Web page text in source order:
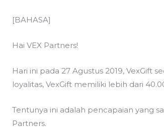
[BAHASA]
Hai VEX Partners!
Hari ini pada 27 Agustus 2019, VexGift
loyalitas, VexGift memiliki lebih dari
Tentunya ini adalah pencapaian yang
Partners.